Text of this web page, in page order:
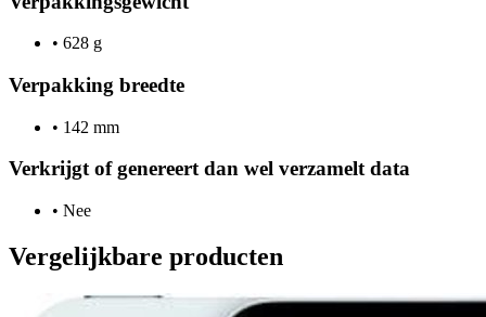
• 628 g
Verpakking breedte
• 142 mm
Verkrijgt of genereert dan wel verzamelt data
• Nee
Vergelijkbare producten